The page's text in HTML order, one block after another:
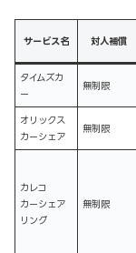
サービス名 対人補償
タイムズカ
ー
無制限
オリックス
カーシェア
無制限
カレコ
カーシェア
リング
無制限